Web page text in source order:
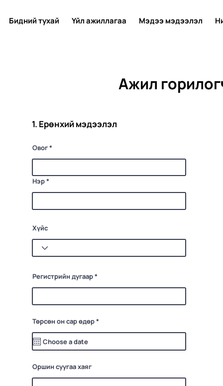
Бидний тухай Үйл ажиллагаа Мэдээ мэдээлэл
Ажил
1. Ерөнхий мэдээлэл
Овог
Нэр
Хүйс
Регистрийн дугаар
Төрсөн он сар өдөр*
q
r
Оршин суугаа хаяг